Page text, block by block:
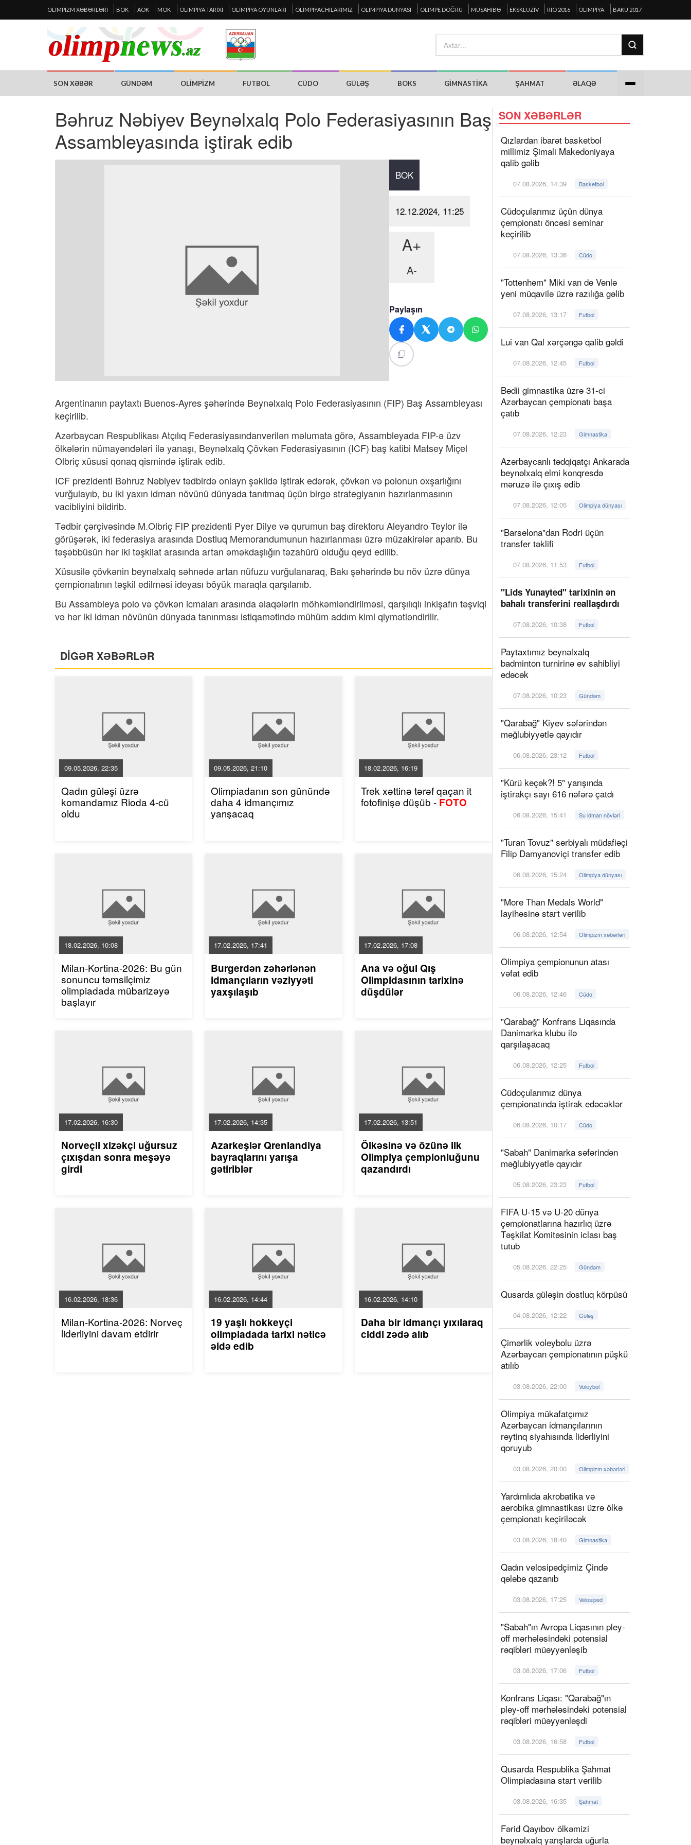
OLIMPIZM XƏBƏRLƏRI BOK AOK MOK OLIMPIYA TARIXI OLIMPIYA OYUNLARI OLIMPIYACHILARIMIZ OLIMPIYA DÜNYASI OLIMPE DOĞRU MÜSAHIBƏ EKSKLÜZIV RIO 2016 OLIMPIYA BAKU 2017
SON XƏBƏR GÜNDƏM OLIMPIZM FUTBOL CÜDO GÜLƏŞ BOKS GIMNASTIKA ŞAHMAT ƏLAQƏ
Bəhruz Nəbiyev Beynəlxalq Polo Federasiyasının Baş
Assambleyasında iştirak edib
BOK
12.12.2024, 11:25
A+
A-
Paylaşın
Argentinanın paytaxtı Buenos-Ayres şəhərində Beynəlxalq Polo Federasiyasının (FIP) Baş Assambleyası
keçirilib.
Azərbaycan Respublikası Atçılıq Federasiyasındanverilən məlumata görə, Assambleyada FIP-ə üzv
ölkələrin nümayəndələri ilə yanaşı, Beynəlxalq Çövkən Federasiyasının (ICF) baş katibi Matsey Miçel
Olbriç xüsusi qonaq qismində iştirak edib.
ICF prezidenti Bəhruz Nəbiyev tədbirdə onlayn şəkildə iştirak edərək, çövkən və polonun oxşarlığını
vurğulayıb, bu iki yaxın idman növünü dünyada tanıtmaq üçün birgə strategiyanın hazırlanmasının
vacibliyini bildirib.
Tədbir çərçivəsində M.Olbriç FIP prezidenti Pyer Dilye və qurumun baş direktoru Aleyandro Teylor ilə
görüşərək, iki federasiya arasında Dostluq Memorandumunun hazırlanması üzrə müzakirələr aparıb. Bu
təşəbbüsün hər iki təşkilat arasında artan əməkdaşlığın təzahürü olduğu qeyd edilib.
Xüsusilə çövkənin beynəlxalq səhnədə artan nüfuzu vurğulanaraq, Bakı şəhərində bu növ üzrə dünya
çempionatının təşkil edilməsi ideyası böyük maraqla qarşılanıb.
Bu Assambleya polo və çövkən icmaları arasında əlaqələrin möhkəmləndirilməsi, qarşılıqlı inkişafın təşviqi
və hər iki idman növünün dünyada tanınması istiqamətində mühüm addım kimi qiymətləndirilir.
DİGƏR XƏBƏRLƏR
09.05.2026, 22:35
Qadın güləşi üzrə
komandamız Rioda 4-cü
oldu
09.05.2026, 21:10
Olimpiadanın son günündə
daha 4 idmançımız
yarışacaq
18.02.2026, 16:19
Trek xəttinə tərəf qaçan it
fotofinişə düşüb - FOTO
18.02.2026, 10:08
Milan-Kortina-2026: Bu gün
sonuncu təmsilçimiz
olimpiadada mübarizəyə
başlayır
17.02.2026, 17:41
Burgerdən zəhərlənən
idmançıların vəziyyəti
yaxşılaşıb
17.02.2026, 17:08
Ana və oğul Qış
Olimpidasının tarixinə
düşdülər
17.02.2026, 16:30
Norveçli xizəkçi uğursuz
çıxışdan sonra meşəyə
girdi
17.02.2026, 14:35
Azarkeşlər Qrenlandiya
bayraqlarını yarışa
gətiriblər
17.02.2026, 13:51
Ölkəsinə və özünə ilk
Olimpiya çempionluğunu
qazandırdı
16.02.2026, 18:36
Milan-Kortina-2026: Norveç
liderliyini davam etdirir
16.02.2026, 14:44
19 yaşlı hokkeyçi
olimpiadada tarixi nəticə
əldə edib
16.02.2026, 14:10
Daha bir idmançı yıxılaraq
ciddi zədə alıb
SON XƏBƏRLƏR
Qızlardan ibarət basketbol
millimiz Şimali Makedoniyaya
qalib gəlib
07.08.2026, 14:39 Basketbol
Cüdoçularımız üçün dünya
çempionatı öncəsi seminar
keçirilib
07.08.2026, 13:36 Cüdo
"Tottenhem" Miki van de Venlə
yeni müqavilə üzrə razılığa gəlib
07.08.2026, 13:17 Futbol
Lui van Qal xərçəngə qalib gəldi
07.08.2026, 12:45 Futbol
Bədii gimnastika üzrə 31-ci
Azərbaycan çempionatı başa
çatıb
07.08.2026, 12:23 Gimnastika
Azərbaycanlı tədqiqatçı Ankarada
beynəlxalq elmi konqresdə
məruzə ilə çıxış edib
07.08.2026, 12:05 Olimpiya dünyası
"Barselona"dan Rodri üçün
transfer təklifi
07.08.2026, 11:53 Futbol
"Lids Yunayted" tarixinin ən
bahalı transferini reallaşdırdı
07.08.2026, 10:38 Futbol
Paytaxtımız beynəlxalq
badminton turnirinə ev sahibliyi
edəcək
07.08.2026, 10:23 Gündəm
"Qarabağ" Kiyev səfərindən
məğlubiyyətlə qayıdır
06.08.2026, 23:12 Futbol
"Kürü keçək?! 5" yarışında
iştirakçı sayı 616 nəfərə çatdı
06.08.2026, 15:41 Su idman növləri
"Turan Tovuz" serbiyalı müdafiəçi
Filip Damyanoviçi transfer edib
06.08.2026, 15:24 Olimpiya dünyası
"More Than Medals World"
layihəsinə start verilib
06.08.2026, 12:54 Olimpizm xəbərləri
Olimpiya çempionunun atası
vəfat edib
06.08.2026, 12:46 Cüdo
"Qarabağ" Konfrans Liqasında
Danimarka klubu ilə
qarşılaşacaq
06.08.2026, 12:25 Futbol
Cüdoçularımız dünya
çempionatında iştirak edəcəklər
06.08.2026, 10:17 Cüdo
"Sabah" Danimarka səfərindən
məğlubiyyətlə qayıdır
05.08.2026, 23:23 Futbol
FIFA U-15 və U-20 dünya
çempionatlarına hazırlıq üzrə
Təşkilat Komitəsinin iclası baş
tutub
05.08.2026, 22:25 Gündəm
Qusarda güləşin dostluq körpüsü
04.08.2026, 12:22 Güləş
Çimərlik voleybolu üzrə
Azərbaycan çempionatının püşkü
atılıb
03.08.2026, 22:00 Voleybol
Olimpiya mükafatçımız
Azərbaycan idmançılarının
reytinq siyahısında liderliyini
qoruyub
03.08.2026, 20:00 Olimpizm xəbərləri
Yardımlıda akrobatika və
aerobika gimnastikası üzrə ölkə
çempionatı keçiriləcək
03.08.2026, 18:40 Gimnastika
Qadın velosipedçimiz Çində
qələbə qazanıb
03.08.2026, 17:25 Velosiped
"Sabah"ın Avropa Liqasının pley-
off mərhələsindəki potensial
rəqibləri müəyyənləşib
03.08.2026, 17:06 Futbol
Konfrans Liqası: "Qarabağ"ın
pley-off mərhələsindəki potensial
rəqibləri müəyyənləşdi
03.08.2026, 16:58 Futbol
Qusarda Respublika Şahmat
Olimpiadasına start verilib
03.08.2026, 16:35 Şahmat
Fərid Qayıbov ölkəmizi
beynəlxalq yarışlarda uğurla